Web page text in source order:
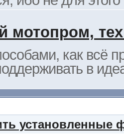
мотопром,
как всё
в
установленные